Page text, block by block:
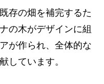
既存の畑を補完するた
の木がデザインに組
が作られ、全体的な
しています。